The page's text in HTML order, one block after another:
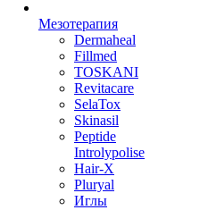
Мезотерапия
Dermaheal
Fillmed
TOSKANI
Revitacare
SelaTox
Skinasil
Peptide
Introlypolise
Hair-X
Pluryal
Иглы